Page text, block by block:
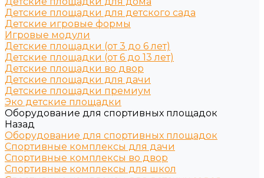
Детские площадки для детского сада
Детские игровые формы
Игровые модули
Детские площадки (от 3 до 6 лет)
Детские площадки (от 6 до 13 лет)
Детские площадки во двор
Детские площадки для дачи
Детские площадки премиум
Эко детские площадки
Оборудование для спортивных площадок
Назад
Оборудование для спортивных площадок
Спортивные комплексы для дачи
Спортивные комплексы во двор
Спортивные комплексы для школ